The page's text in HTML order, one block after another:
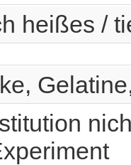
heißes /